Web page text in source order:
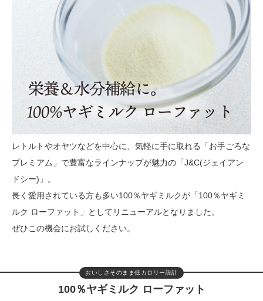
レトルトやオヤツなどを中心に、気軽に手に取れる「お手ごろな
プレミアム」で豊富なラインナップが魅力の「J&C(ジェイアン
ドシー)」。
長く愛用されている方も多い100％ヤギミルクが「100％ヤギミ
ルク ローファット」としてリニューアルとなりました。
ぜひこの機会にお試しください。
おいしさそのまま低カロリー設計
100％ヤギミルク ローファット